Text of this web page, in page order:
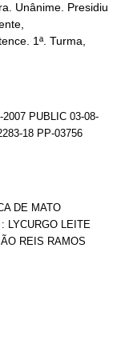
Unânime. Presidiu
1ª. Turma,
2007 PUBLIC 03-08-
18 PP-03756
DE MATO
LYCURGO LEITE
REIS RAMOS